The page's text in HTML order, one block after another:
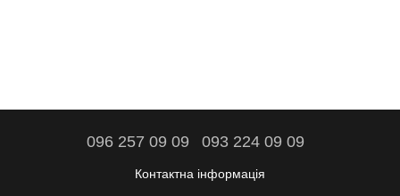
096 257 09 09 093 224 09 09
Контактна інформація